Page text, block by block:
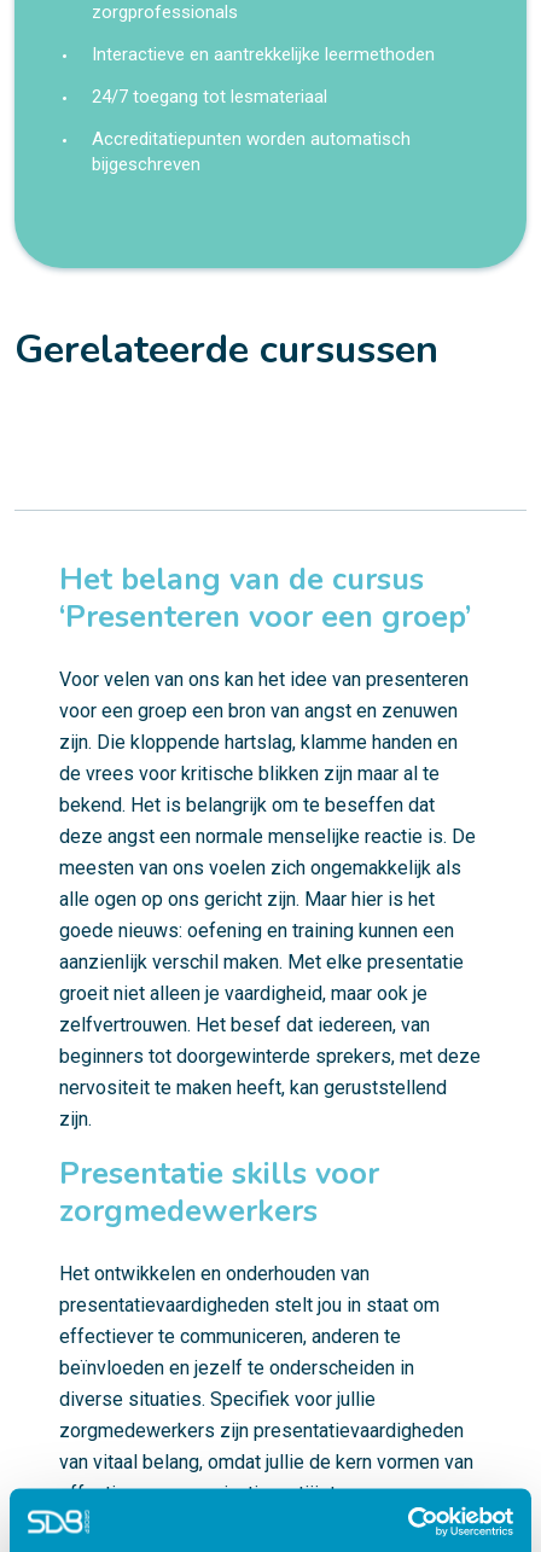
zorgprofessionals
Interactieve en aantrekkelijke leermethoden
24/7 toegang tot lesmateriaal
Accreditatiepunten worden automatisch
bijgeschreven
Gerelateerde cursussen
Het belang van de cursus
‘Presenteren voor een groep’
Voor velen van ons kan het idee van presenteren
voor een groep een bron van angst en zenuwen
zijn. Die kloppende hartslag, klamme handen en
de vrees voor kritische blikken zijn maar al te
bekend. Het is belangrijk om te beseffen dat
deze angst een normale menselijke reactie is. De
meesten van ons voelen zich ongemakkelijk als
alle ogen op ons gericht zijn. Maar hier is het
goede nieuws: oefening en training kunnen een
aanzienlijk verschil maken. Met elke presentatie
groeit niet alleen je vaardigheid, maar ook je
zelfvertrouwen. Het besef dat iedereen, van
beginners tot doorgewinterde sprekers, met deze
nervositeit te maken heeft, kan geruststellend
zijn.
Presentatie skills voor
zorgmedewerkers
Het ontwikkelen en onderhouden van
presentatievaardigheden stelt jou in staat om
effectiever te communiceren, anderen te
beïnvloeden en jezelf te onderscheiden in
diverse situaties. Specifiek voor jullie
zorgmedewerkers zijn presentatievaardigheden
van vitaal belang, omdat jullie de kern vormen van
effectieve communicatie, patiëntenzorg,
veiligheid en het bevorderen van het welzijn van